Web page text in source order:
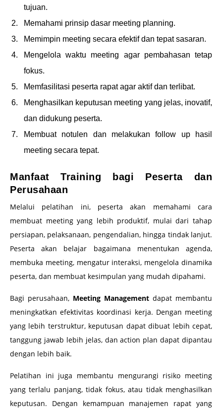
tujuan.
Memahami prinsip dasar meeting planning.
Memimpin meeting secara efektif dan tepat sasaran.
Mengelola waktu meeting agar pembahasan tetap
fokus.
Memfasilitasi peserta rapat agar aktif dan terlibat.
Menghasilkan keputusan meeting yang jelas, inovatif,
dan didukung peserta.
Membuat notulen dan melakukan follow up hasil
meeting secara tepat.
Manfaat Training bagi Peserta dan
Perusahaan
Melalui pelatihan ini, peserta akan memahami cara
membuat meeting yang lebih produktif, mulai dari tahap
persiapan, pelaksanaan, pengendalian, hingga tindak lanjut.
Peserta akan belajar bagaimana menentukan agenda,
membuka meeting, mengatur interaksi, mengelola dinamika
peserta, dan membuat kesimpulan yang mudah dipahami.
Bagi perusahaan, Meeting Management dapat membantu
meningkatkan efektivitas koordinasi kerja. Dengan meeting
yang lebih terstruktur, keputusan dapat dibuat lebih cepat,
tanggung jawab lebih jelas, dan action plan dapat dipantau
dengan lebih baik.
Pelatihan ini juga membantu mengurangi risiko meeting
yang terlalu panjang, tidak fokus, atau tidak menghasilkan
keputusan. Dengan kemampuan manajemen rapat yang